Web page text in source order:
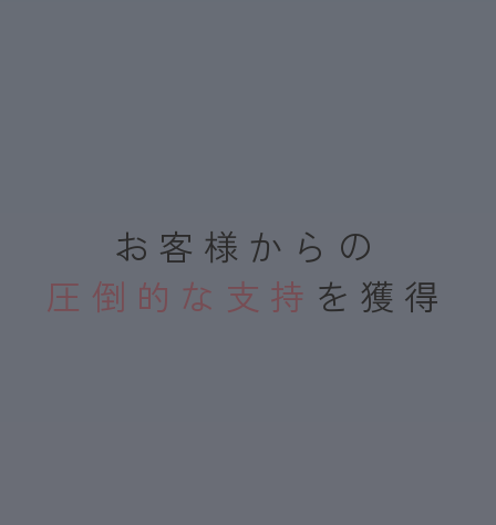
お客様からの
圧倒的な支持 を獲得